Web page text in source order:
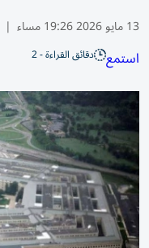
13 مايو 2026 19:26 مساء |
استمع دقائق القراءة - 2